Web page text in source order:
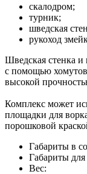
скалодром;
турник;
шведская
рукоход
Шведская стенка и
с помощью
высокой
Комплекс может
площадки для
порошковой
Габариты в
Габариты
Вес: